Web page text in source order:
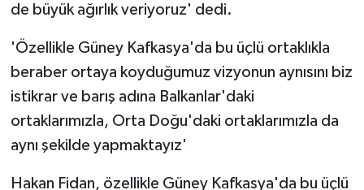
de büyük ağırlık veriyoruz' dedi.
'Özellikle Güney Kafkasya'da bu üçlü ortaklıkla
beraber ortaya koyduğumuz vizyonun aynısını biz
istikrar ve barış adına Balkanlar'daki
ortaklarımızla, Orta Doğu'daki ortaklarımızla da
aynı şekilde yapmaktayız'
Hakan Fidan, özellikle Güney Kafkasya'da bu üçlü